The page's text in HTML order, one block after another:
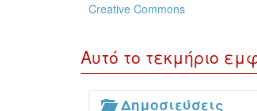
Creative Commons
Αυτό το τεκμήριο
Δημοσιεύσεις